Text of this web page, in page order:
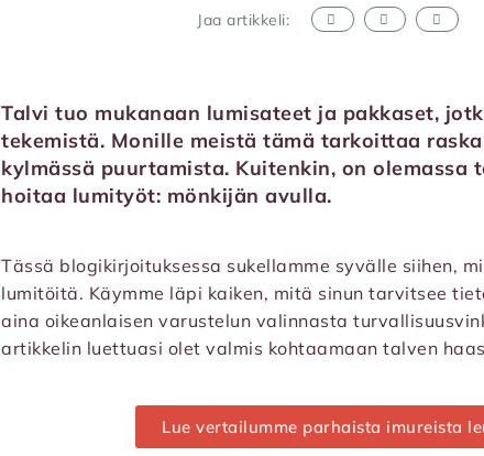
Jaa artikkeli:
Talvi tuo mukanaan lumisateet ja pakkaset,
tekemistä. Monille meistä tämä tarkoittaa
kylmässä puurtamista. Kuitenkin, on olemassa
hoitaa lumityöt: mönkijän avulla.
Tässä blogikirjoituksessa sukellamme syvälle siihen,
lumitöitä. Käymme läpi kaiken, mitä sinun tarvitsee
aina oikeanlaisen varustelun valinnasta
artikkelin luettuasi olet valmis kohtaamaan talven
Lue vertailumme parhaista imureista